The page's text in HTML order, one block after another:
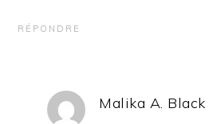
RÉPONDRE
Malika A. Black